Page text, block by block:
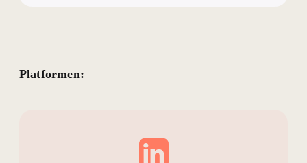
Platformen: